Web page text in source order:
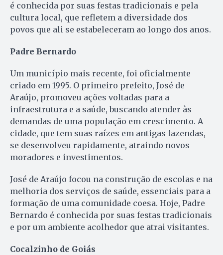
é conhecida por suas festas tradicionais e pela
cultura local, que refletem a diversidade dos
povos que ali se estabeleceram ao longo dos anos.
Padre Bernardo
Um município mais recente, foi oficialmente
criado em 1995. O primeiro prefeito, José de
Araújo, promoveu ações voltadas para a
infraestrutura e a saúde, buscando atender às
demandas de uma população em crescimento. A
cidade, que tem suas raízes em antigas fazendas,
se desenvolveu rapidamente, atraindo novos
moradores e investimentos.
José de Araújo focou na construção de escolas e na
melhoria dos serviços de saúde, essenciais para a
formação de uma comunidade coesa. Hoje, Padre
Bernardo é conhecida por suas festas tradicionais
e por um ambiente acolhedor que atrai visitantes.
Cocalzinho de Goiás